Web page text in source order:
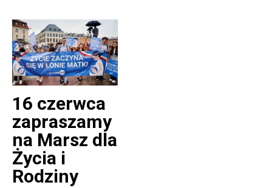
16 czerwca
zapraszamy
na Marsz dla
Życia i
Rodziny